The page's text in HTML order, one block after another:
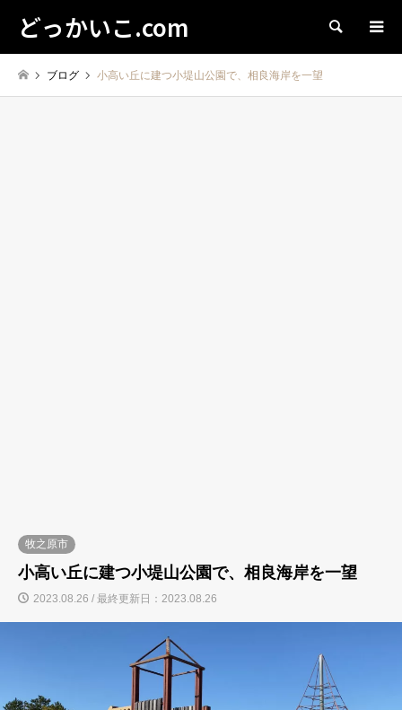
どっかいこ.com 検索
ブログ 小高い丘に建つ小堤山公園で、相良海岸を一望
牧之原市
小高い丘に建つ小堤山公園で、相良海岸を一望
2023.08.26 / 最終更新日：2023.08.26